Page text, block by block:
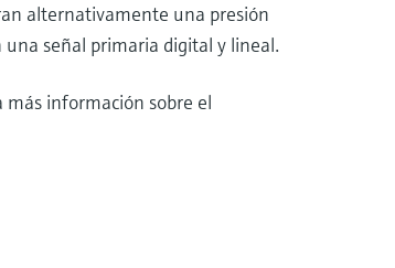
alternativamente una presión
una señal primaria digital y lineal.
más información sobre el